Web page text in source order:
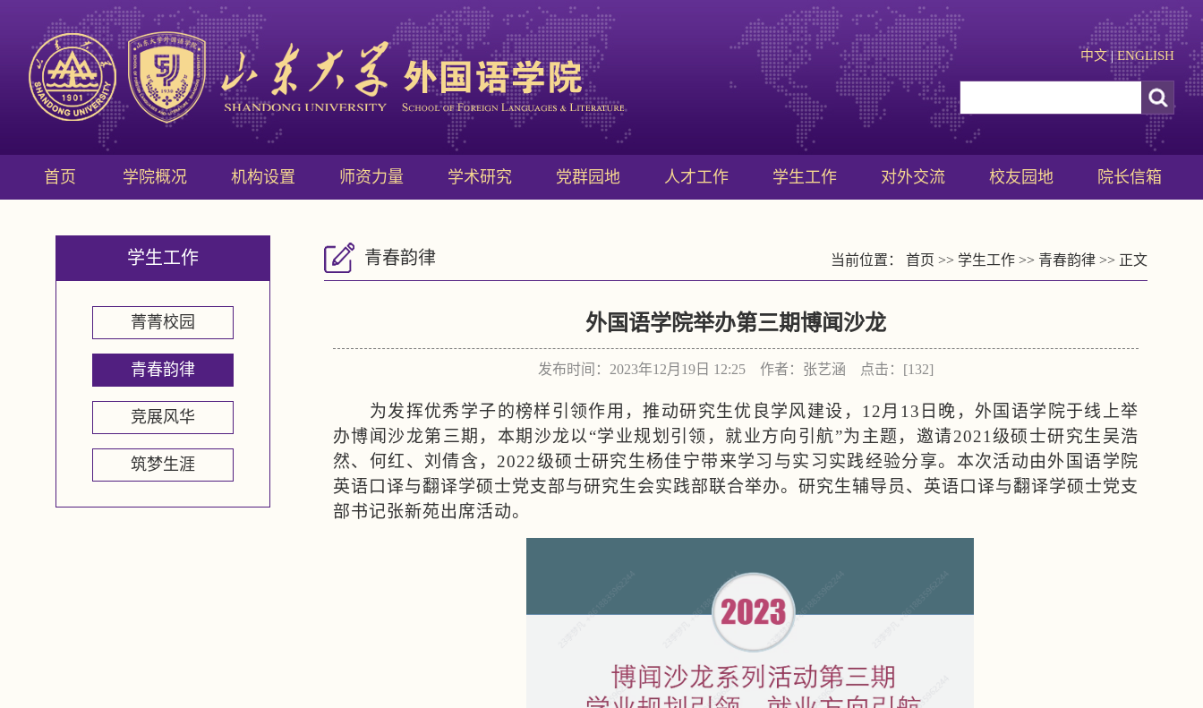
中文|ENGLISH
首页 学院概况 机构设置 师资力量 学术研究 党群园地 人才工作 学生工作 对外交流 校友园地 院长信箱
学生工作
菁菁校园
青春韵律
竞展风华
筑梦生涯
青春韵律 当前位置： 首页 >> 学生工作 >> 青春韵律 >> 正文
外国语学院举办第三期博闻沙龙
发布时间：2023年12月19日 12:25 作者：张艺涵 点击：[132]
为发挥优秀学子的榜样引领作用，推动研究生优良学风建设，12月13日晚，外国语学院于线上举
办博闻沙龙第三期，本期沙龙以“学业规划引领，就业方向引航”为主题，邀请2021级硕士研究生吴浩
然、何红、刘倩含，2022级硕士研究生杨佳宁带来学习与实习实践经验分享。本次活动由外国语学院
英语口译与翻译学硕士党支部与研究生会实践部联合举办。研究生辅导员、英语口译与翻译学硕士党支
部书记张新苑出席活动。